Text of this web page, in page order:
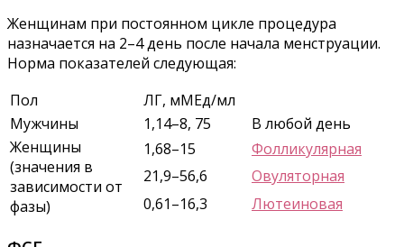
Женщинам при постоянном цикле процедура
назначается на 2–4 день после начала менструации.
Норма показателей следующая:
Пол
ЛГ, мМЕд/мл
Мужчины
1,14–8, 75
В любой день
Женщины
(значения в
зависимости от
фазы)
1,68–15
Фолликулярная
21,9–56,6
Овуляторная
0,61–16,3
Лютеиновая